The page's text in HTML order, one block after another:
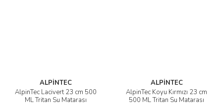
ALPİNTEC
AlpinTec Lacivert 23 cm 500
ML Tritan Su Matarası
ALPİNTEC
AlpinTec Koyu Kırmızı 23 cm
500 ML Tritan Su Matarası